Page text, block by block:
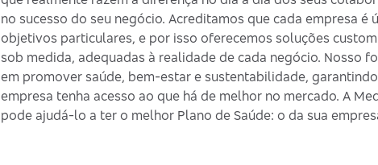
no sucesso do seu negócio. Acreditamos que cada empresa é
objetivos particulares, e por isso oferecemos soluções
sob medida, adequadas à realidade de cada negócio. Nosso
em promover saúde, bem-estar e sustentabilidade,
empresa tenha acesso ao que há de melhor no mercado. A
pode ajudá-lo a ter o melhor Plano de Saúde: o da sua